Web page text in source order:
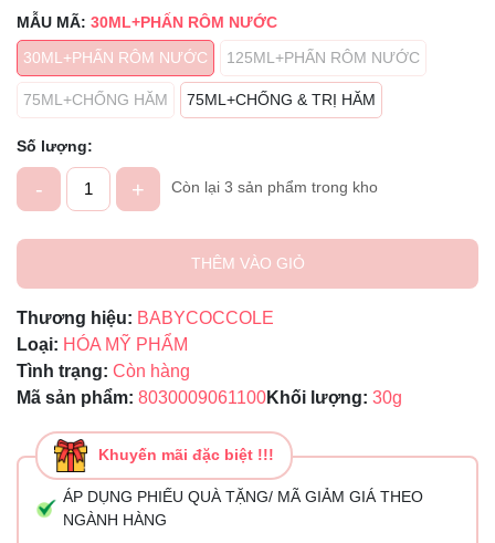
MẪU MÃ: 30ML+PHẤN RÔM NƯỚC
30ML+PHẤN RÔM NƯỚC
125ML+PHẤN RÔM NƯỚC
75ML+CHỐNG HĂM 75ML+CHỐNG & TRỊ HĂM
Số lượng:
- + Còn lại 3 sản phẩm trong kho
THÊM VÀO GIỎ
Thương hiệu: BABYCOCCOLE
Loại: HÓA MỸ PHẨM
Tình trạng: Còn hàng
Mã sản phẩm: 8030009061100Khối lượng: 30g
Khuyến mãi đặc biệt !!!
ÁP DỤNG PHIẾU QUÀ TẶNG/ MÃ GIẢM GIÁ THEO
NGÀNH HÀNG